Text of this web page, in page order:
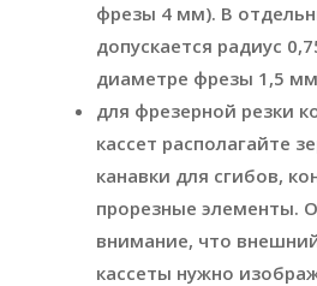
фрезы 4 мм). В
допускается радиус
диаметре фрезы 1,5
для фрезерной резки
кассет располагайте
канавки для сгибов,
прорезные элементы.
внимание, что
кассеты нужно